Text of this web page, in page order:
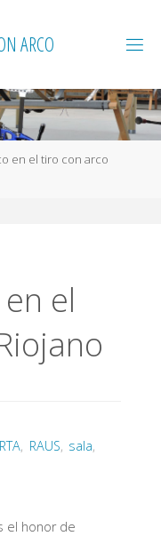
ARCO
en el tiro con arco
el
, RAUS, sala,
el honor de